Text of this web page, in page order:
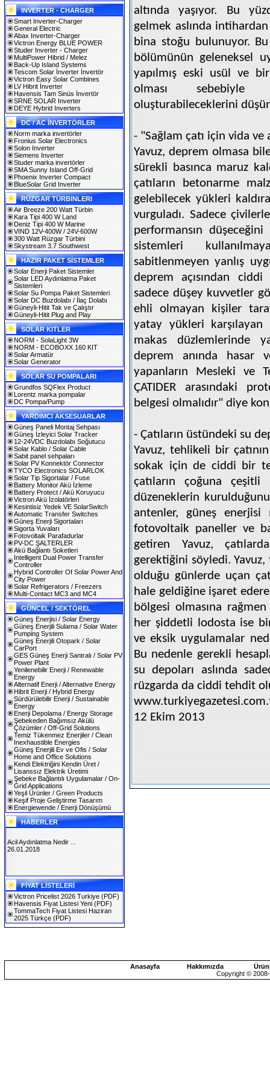
INVERTER - CHARGER
Smart Inverter-Charger
General Electric
Abax Inverter-Charger
Victron Energy BLUE POWER
Studer Inverter - Charger
MultiPower Hibrid / Melez
Back-Up Island Systems
Tescom Solar İnverter İnvertör
Victron Easy Solar Combines
LV Hibrit İnverter
Havensis Tam Sinüs İnvertör
SRNE SOLAR Inverter
DEYE Hybrid Inverters
DC / AC İNVERTÖRLER
Norm marka invertörler
Fronius Solar Electronics
Solon Inverter
Siemens Inverter
Studer marka invertörler
SMA Sunny Island Off-Grid
Phoenix Inverter Compact
BlueSolar Grid Inverter
RÜZGAR TÜRBINLERI
Air Breeze 200 Watt Türbin
Kara Tipi 400 W Land
Deniz Tipi 400 W Marine
VIND 12V-400W / 24V-600W
300 Watt Rüzgar Türbini
Skystream 3.7 Southwest
HAZIR PAKET SİSTEMLER
Solar Enerji Paket Sistemler
Solar LED Aydınlatma Paket
Sistemleri
Solar Su Pompa Paket Sistemleri
Solar DC Buzdolabı / İlaç Dolabı
Güneyli-Hitit Tak ve Çalıştır
Güneyli-Hitit Plug and Play
SOLAR KITLER
NORM - SolaLight 3W
NORM - ECOBOXX 160 KIT
Solar Armatür
Solar Generator
SOLAR SU POMPALARI
Grundfos SQFlex Product
Lorentz marka pompalar
DC Pompa/Pump
YARDIMCI AKSESUARLAR
Güneş Paneli Montaj Sehpası
Güneş İzleyici Solar Tracker
12-24VDC Buzdolabı Soğutucu
Solar Kablo / Solar Cable
Sabit panel sehpaları
Solar PV Konnektör Connector
TYCO Electronics SOLARLOK
Solar Tip Sigortalar / Fuse
Battery Monitor Akü İzleme
Battery Protect / Akü Koruyucu
Victron Akü İzolatörleri
Kesintisiz Yedek VE SolarSwitch
Automatic Transfer Switches
Güneş Enerji Sigortaları
Sigorta Yuvaları
Fotovoltaik Parafadurlar
PV-DC ŞALTERLER
Akü Bağlantı Soketleri
Intelligent Dual Power Transfer
Controller
Hybrid Controller Of Solar Power And
City Power
Solar Refrigerators / Freezers
Multi-Contact MC3 and MC4
GÜNCEL / SEKTÖREL
Güneş Enerjisi / Solar Energy
Güneş Enerjili Sulama / Solar Water
Pumping System
Güneş Enerjili Otopark / Solar
CarPort
GES Güneş Enerji Santralı / Solar PV
Power Plant
Yenilenebilir Enerji / Renewable
Energy
Alternatif Enerji / Alternative Energy
Hibrit Enerji / Hybrid Energy
Sürdürülebilir Enerji / Sustainable
Energy
Enerji Depolama / Energy Storage
Şebekeden Bağımsız Akülü
Çözümler / Off-Grid Solutions
Temiz Tükenmez Enerjiler / Clean
Inexhaustible Energies
Güneş Enerjili Ev ve Ofis / Solar
Home and Office Solutions
Kendi Elektriğini Kendin Üret /
Lisanssız Elektrik Üretimi
Şebeke Bağlantılı Uygulamalar / On-
Grid Applications
Yeşil Ürünler / Green Products
Keşif Proje Geliştirme Tasarım
Energiewende / Enerji Dönüşümü
HABERLER
SOLAREX ISTANBUL 2019
30.01.2019
Acil Aydınlatma Nedir ...
26.01.2018
FİYAT LİSTELERİ
Victron Pricelist 2026 Turkiye (PDF)
Havensis Fiyat Listesi Yeni (PDF)
TommaTech Fiyat Listesi Haziran
2025 Türkçe (PDF)
altında yaşıyor. Bu
gelmek aslında
bina stoğu bulunuyor.
bölümünün geleneksel
yapılmış eski usül ve
olması sebebiyle
oluşturabileceklerini
- "Sağlam çatı için vida
Yavuz, deprem olmasa
sürekli basınca maruz
çatıların betonarme
gelebilecek yükleri
vurguladı. Sadece
performansın
sistemleri
sabitlenmeyen yanlış
deprem açısından
sadece düşey kuvvetler
ehli olmayan kişiler
yatay yükleri karşılayan
makas düzlemlerinde
deprem anında hasar
yapanların Mesleki ve
ÇATIDER arasındaki
belgesi olmalıdır" diye
- Çatıların üstündeki su
Yavuz, tehlikeli bir
sokak için de ciddi bir
çatıların çoğuna çeşitli
düzeneklerin
antenler, güneş enerjisi
fotovoltaik paneller ve
getiren Yavuz,
gerektiğini söyledi.
olduğu günlerde uçan
hale geldiğine işaret
bölgesi olmasına
her şiddetli lodosta ise
ve eksik uygulamalar
Bu nedenle gerekli
su depoları aslında
rüzgarda da ciddi tehdit
12 Ekim 2013
Anasayfa Hakkımızda
Copyright ©